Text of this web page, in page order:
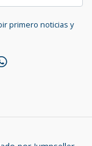
primero noticias y